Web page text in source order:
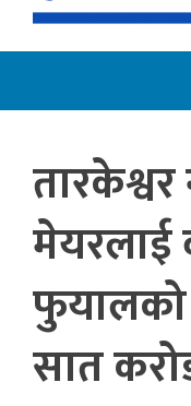
मेयरलाई
फुयालको
सात